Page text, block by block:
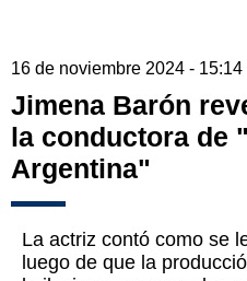
16 de noviembre 2024 - 15:14
Jimena Barón
la conductora de
Argentina"
La actriz contó como se
luego de que la